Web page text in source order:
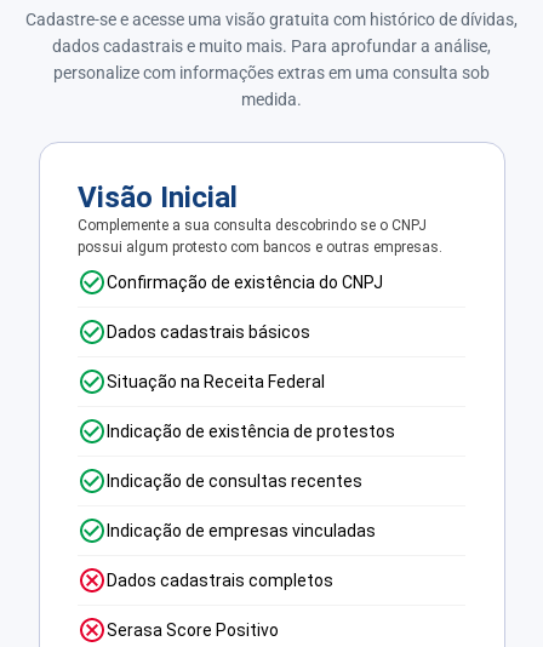
Cadastre-se e acesse uma visão gratuita com histórico de dívidas,
dados cadastrais e muito mais. Para aprofundar a análise,
personalize com informações extras em uma consulta sob
medida.
Visão Inicial
Complemente a sua consulta descobrindo se o CNPJ
possui algum protesto com bancos e outras empresas.
Confirmação de existência do CNPJ
Dados cadastrais básicos
Situação na Receita Federal
Indicação de existência de protestos
Indicação de consultas recentes
Indicação de empresas vinculadas
Dados cadastrais completos
Serasa Score Positivo